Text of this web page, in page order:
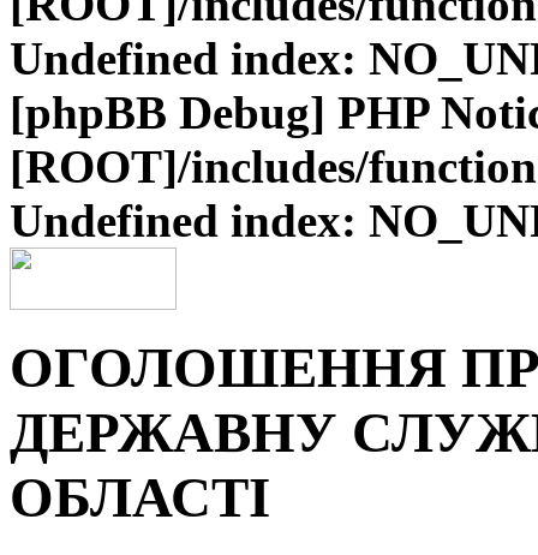
Undefined index:
[phpBB Debug] PHP
[ROOT]/includes/
Undefined index:
ОГОЛОШЕННЯ
ДЕРЖАВНУ
ОБЛАСТІ